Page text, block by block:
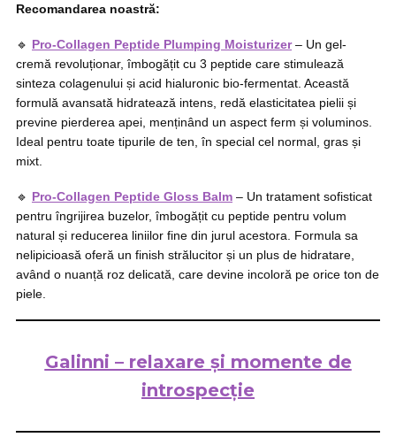
Recomandarea noastră:
🔹 Pro-Collagen Peptide Plumping Moisturizer– Un gel-
cremă revoluționar, îmbogățit cu 3 peptide care stimulează
sinteza colagenului și acid hialuronic bio-fermentat. Această
formulă avansată hidratează intens, redă elasticitatea pielii și
previne pierderea apei, menținând un aspect ferm și voluminos.
Ideal pentru toate tipurile de ten, în special cel normal, gras și
mixt.
🔹 Pro-Collagen Peptide Gloss Balm – Un tratament sofisticat
pentru îngrijirea buzelor, îmbogățit cu peptide pentru volum
natural și reducerea liniilor fine din jurul acestora. Formula sa
nelipicioasă oferă un finish strălucitor și un plus de hidratare,
având o nuanță roz delicată, care devine incoloră pe orice ton de
piele.
Galinni – relaxare și momente de
introspecție